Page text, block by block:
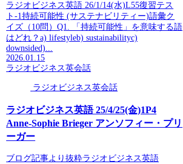
ラジオビジネス英語 26/1/14(水)L55復習テス
ト-1持続可能性 (サステナビリティー)語彙ク
イズ（10問）Q1. 「持続可能性」を意味する語
はどれ？a) lifestyleb) sustainabilityc)
downsided)...
2026.01.15
ラジオビジネス英会話
ラジオビジネス英会話
ラジオビジネス英語 25/4/25(金)1P4
Anne-Sophie Brieger アンソフィー・プリ
ーガー
ブログ記事より抜粋ラジオビジネス英語